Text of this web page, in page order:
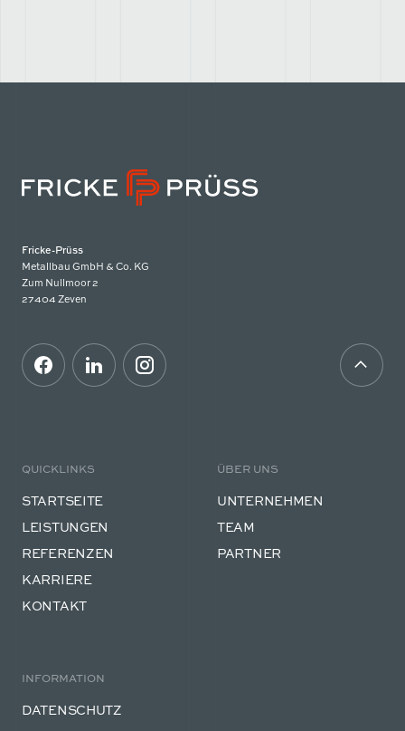
Fricke-Prüss
Metallbau GmbH & Co. KG
Zum Nullmoor 2
27404 Zeven
QUICKLINKS
STARTSEITE
LEISTUNGEN
REFERENZEN
KARRIERE
KONTAKT
ÜBER UNS
UNTERNEHMEN
TEAM
PARTNER
INFORMATION
DATENSCHUTZ